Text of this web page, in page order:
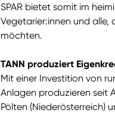
SPAR bietet somit im
Vegetarier:innen und alle,
möchten.
TANN produziert
Mit einer Investition von
Anlagen produzieren seit
Pölten (Niederösterreich)